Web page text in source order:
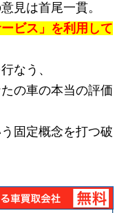
見は首尾一貫。
ビス」を利用して
なう、
の車の本当の評価
固定概念を打つ破